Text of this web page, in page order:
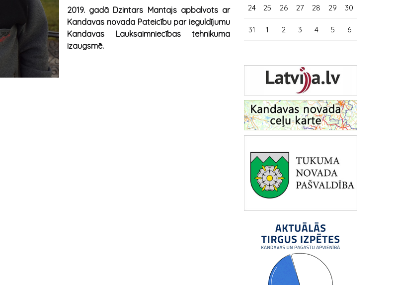
2019. gadā Dzintars Mantajs apbalvots ar
Kandavas novada Pateicību par ieguldījumu
Kandavas Lauksaimniecības tehnikuma
izaugsmē.
24 25 26 27 28 29 30
31 1 2 3 4 5 6